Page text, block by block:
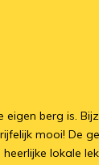
berg is.
mooi! De
lokale